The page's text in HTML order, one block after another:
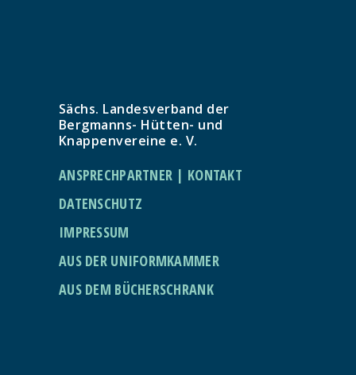
Sächs. Landesverband der
Bergmanns- Hütten- und
Knappenvereine e. V.
ANSPRECHPARTNER | KONTAKT
DATENSCHUTZ
IMPRESSUM
AUS DER UNIFORMKAMMER
AUS DEM BÜCHERSCHRANK